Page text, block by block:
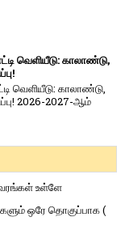
வெளியீடு: காலாண்டு,
வெளியீடு: காலாண்டு,
2026-2027-ஆம்
உள்ளே
ஒரே தொகுப்பாக (